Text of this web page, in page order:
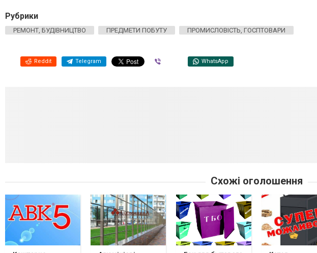
Рубрики
РЕМОНТ, БУДІВНИЦТВО ПРЕДМЕТИ ПОБУТУ ПРОМИСЛОВІСТЬ, ГОСПТОВАРИ
Reddit Telegram WhatsApp
Схожі оголошення